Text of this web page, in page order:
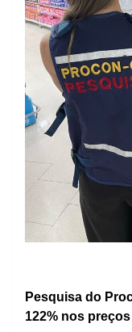
Pesquisa do
122% nos